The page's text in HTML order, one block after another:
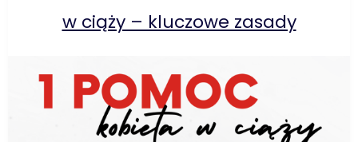
w ciąży – kluczowe zasady